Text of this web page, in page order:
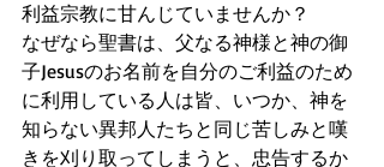
利益宗教に甘んじていませんか？
なぜなら聖書は、父なる神様と神の御
子Jesusのお名前を自分のご利益のため
に利用している人は皆、いつか、神を
知らない異邦人たちと同じ苦しみと嘆
きを刈り取ってしまうと、忠告するか